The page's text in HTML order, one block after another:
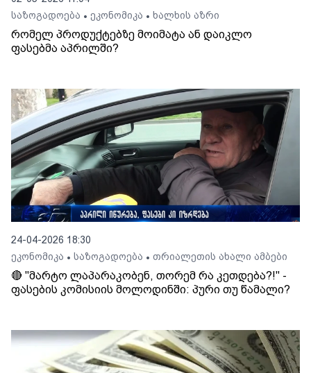
საზოგადოება • ეკონომიკა • ხალხის აზრი
რომელ პროდუქტებზე მოიმატა ან დაიკლო
ფასებმა აპრილში?
24-04-2026 18:30
ეკონომიკა • საზოგადოება • თრიალეთის ახალი ამბები
🔴 "მარტო ლაპარაკობენ, თორემ რა კეთდება?!" -
ფასების კომისიის მოლოდინში: პური თუ წამალი?